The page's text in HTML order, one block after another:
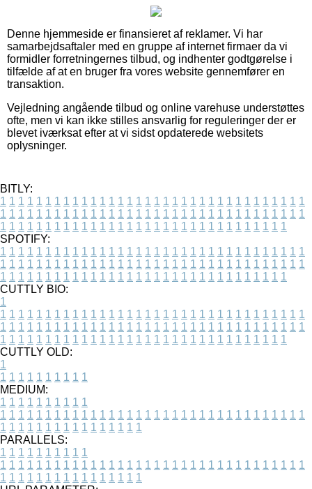
Denne hjemmeside er finansieret af reklamer. Vi har
samarbejdsaftaler med en gruppe af internet firmaer da vi
formidler forretningernes tilbud, og indhenter godtgørelse i
tilfælde af at en bruger fra vores website gennemfører en
transaktion.
Vejledning angående tilbud og online varehuse understøttes
ofte, men vi kan ikke stilles ansvarlig for reguleringer der er
blevet iværksat efter at vi sidst opdaterede websitets
oplysninger.
BITLY:
1 1 1 1 1 1 1 1 1 1 1 1 1 1 1 1 1 1 1 1 1 1 1 1 1 1 1 1 1 1 1 1 1 1
1 1 1 1 1 1 1 1 1 1 1 1 1 1 1 1 1 1 1 1 1 1 1 1 1 1 1 1 1 1 1 1 1 1
1 1 1 1 1 1 1 1 1 1 1 1 1 1 1 1 1 1 1 1 1 1 1 1 1 1 1 1 1 1 1 1
SPOTIFY:
1 1 1 1 1 1 1 1 1 1 1 1 1 1 1 1 1 1 1 1 1 1 1 1 1 1 1 1 1 1 1 1 1 1
1 1 1 1 1 1 1 1 1 1 1 1 1 1 1 1 1 1 1 1 1 1 1 1 1 1 1 1 1 1 1 1 1 1
1 1 1 1 1 1 1 1 1 1 1 1 1 1 1 1 1 1 1 1 1 1 1 1 1 1 1 1 1 1 1 1
CUTTLY BIO:
1
1 1 1 1 1 1 1 1 1 1 1 1 1 1 1 1 1 1 1 1 1 1 1 1 1 1 1 1 1 1 1 1 1 1
1 1 1 1 1 1 1 1 1 1 1 1 1 1 1 1 1 1 1 1 1 1 1 1 1 1 1 1 1 1 1 1 1 1
1 1 1 1 1 1 1 1 1 1 1 1 1 1 1 1 1 1 1 1 1 1 1 1 1 1 1 1 1 1 1 1
CUTTLY OLD:
1
1 1 1 1 1 1 1 1 1 1
MEDIUM:
1 1 1 1 1 1 1 1 1 1
1 1 1 1 1 1 1 1 1 1 1 1 1 1 1 1 1 1 1 1 1 1 1 1 1 1 1 1 1 1 1 1 1 1
1 1 1 1 1 1 1 1 1 1 1 1 1 1 1 1
PARALLELS:
1 1 1 1 1 1 1 1 1 1
1 1 1 1 1 1 1 1 1 1 1 1 1 1 1 1 1 1 1 1 1 1 1 1 1 1 1 1 1 1 1 1 1 1
1 1 1 1 1 1 1 1 1 1 1 1 1 1 1 1